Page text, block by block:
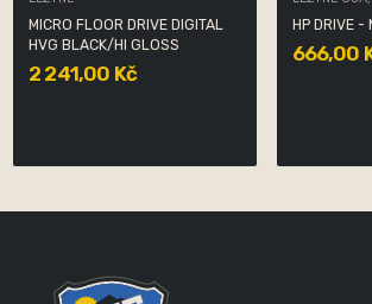
MICRO FLOOR DRIVE DIGITAL
HVG BLACK/HI GLOSS
2 241,00 Kč
HP DRIVE -
666,00